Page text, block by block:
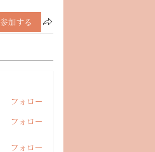
参加する
フォロー
フォロー
フォロー